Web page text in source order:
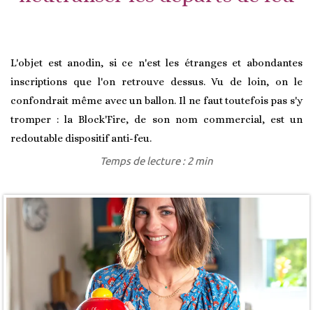
L'objet est anodin, si ce n'est les étranges et abondantes
inscriptions que l'on retrouve dessus. Vu de loin, on le
confondrait même avec un ballon. Il ne faut toutefois pas s'y
tromper : la Block'Fire, de son nom commercial, est un
redoutable dispositif anti-feu.
Temps de lecture : 2 min